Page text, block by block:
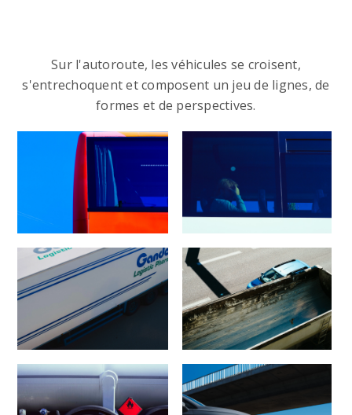
Sur l'autoroute, les véhicules se croisent,
s'entrechoquent et composent un jeu de lignes, de
formes et de perspectives.